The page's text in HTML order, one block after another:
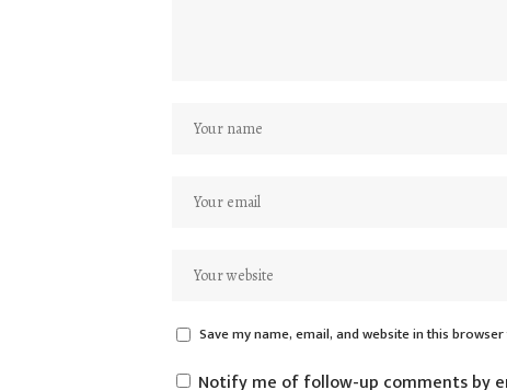
Save my name, email, and website in this
Notify me of follow-up comments by